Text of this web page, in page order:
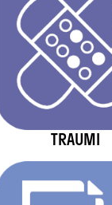
TRAUMI